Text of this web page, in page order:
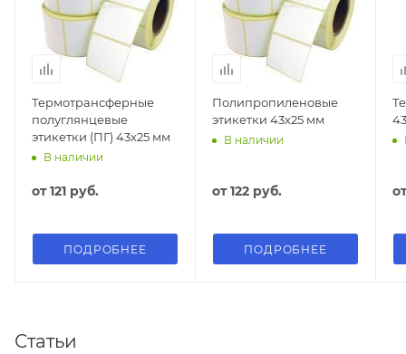
Термотрансферные
полуглянцевые
этикетки (ПГ) 43х25 мм
В наличии
от121 руб.
ПОДРОБНЕЕ
Полипропиленовые
этикетки 43х25 мм
В наличии
от122 руб.
ПОДРОБНЕЕ
Статьи